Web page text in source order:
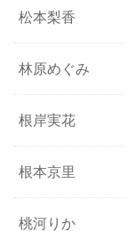
松本梨香
林原めぐみ
根岸実花
根本京里
桃河りか